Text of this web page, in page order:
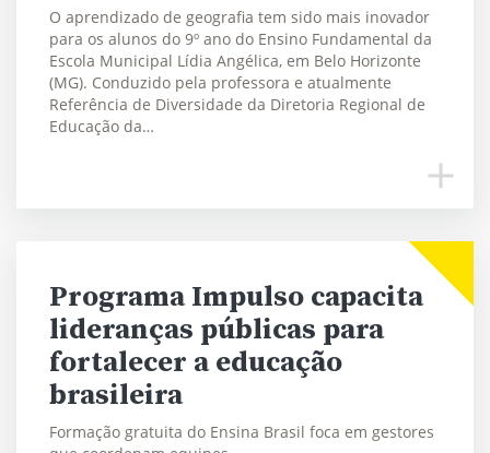
O aprendizado de geografia tem sido mais inovador
para os alunos do 9º ano do Ensino Fundamental da
Escola Municipal Lídia Angélica, em Belo Horizonte
(MG). Conduzido pela professora e atualmente
Referência de Diversidade da Diretoria Regional de
Educação da…
Programa Impulso capacita
lideranças públicas para
fortalecer a educação
brasileira
Formação gratuita do Ensina Brasil foca em gestores